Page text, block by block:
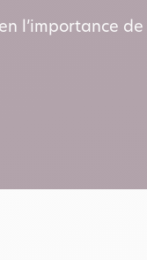
l’importance